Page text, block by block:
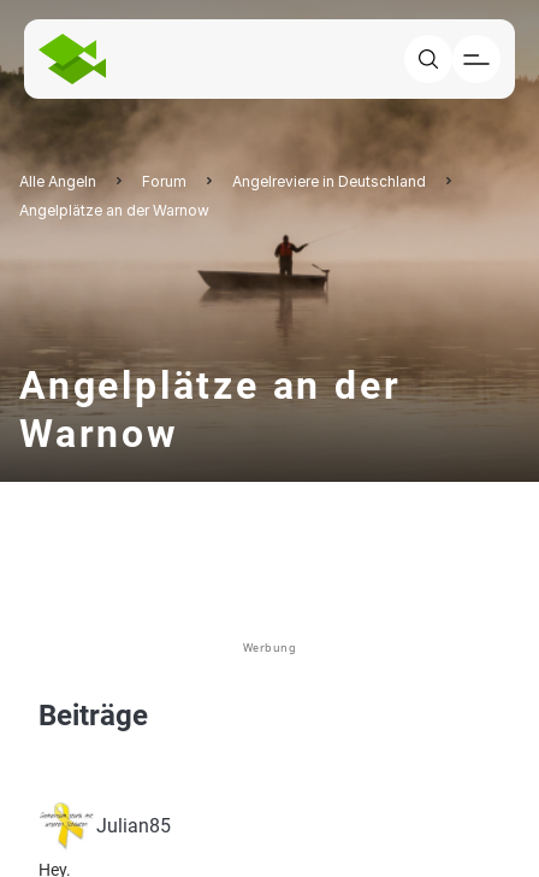
Alle Angeln Forum
Angelreviere in Deutschland
Angelplätze an der Warnow
Angelplätze an der
Warnow
Werbung
Beiträge
Julian85
Hey.